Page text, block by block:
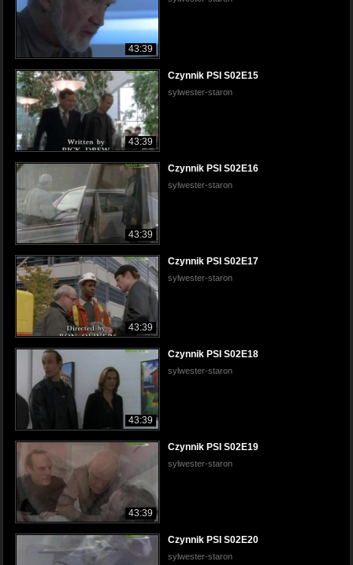
43:39
43:39
Czynnik PSI S02E15
sylwester-staron
43:39
Czynnik PSI S02E16
sylwester-staron
43:39
Czynnik PSI S02E17
sylwester-staron
43:39
Czynnik PSI S02E18
sylwester-staron
43:39
Czynnik PSI S02E19
sylwester-staron
Czynnik PSI S02E20
sylwester-staron